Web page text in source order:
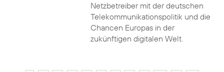
Netzbetreiber mit der deutschen
Telekommunikationspolitik und die
Chancen Europas in der
zukünftigen digitalen Welt.